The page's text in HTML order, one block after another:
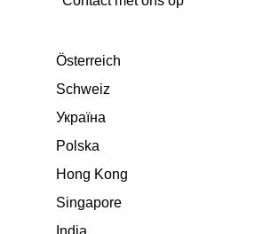
Österreich
Schweiz
Україна
Polska
Hong Kong
Singapore